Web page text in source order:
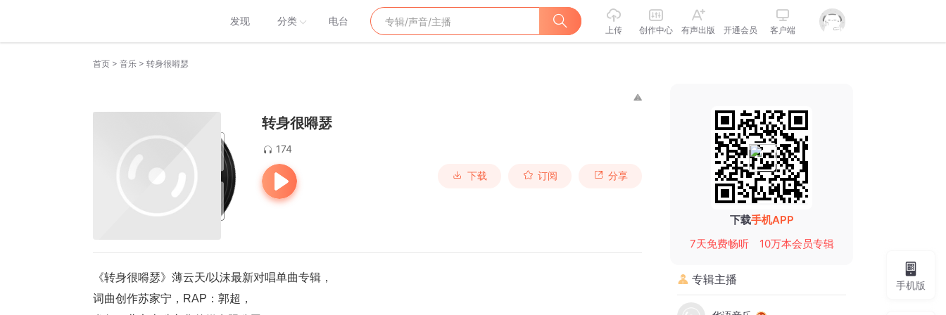
发现 分类 电台
上传 创作中心 有声出版 开通会员 客户端
首页 > 音乐 > 转身很嘚瑟
转身很嘚瑟
174
下载 订阅 分享
《转身很嘚瑟》薄云天/以沫最新对唱单曲专辑，
词曲创作苏家宁，RAP：郭超，
下载手机APP
7天免费畅听
10万本会员专辑
专辑主播 手机版